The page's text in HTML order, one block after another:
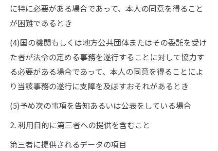
に特に必要がある場合であって、本人の同意を得ること
が困難であるとき
(4)国の機関もしくは地方公共団体またはその委託を受け
た者が法令の定める事務を遂行することに対して協力す
る必要がある場合であって、本人の同意を得ることによ
り当該事務の遂行に支障を及ぼすおそれがあるとき
(5)予め次の事項を告知あるいは公表をしている場合
2. 利用目的に第三者への提供を含むこと
第三者に提供されるデータの項目